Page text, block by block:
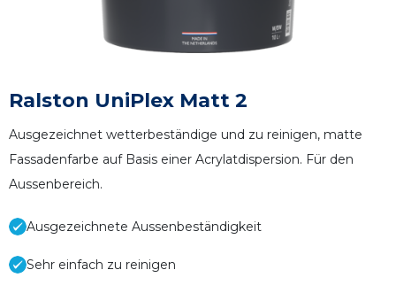
Ralston UniPlex Matt 2
Ausgezeichnet wetterbeständige und zu reinigen, matte
Fassadenfarbe auf Basis einer Acrylatdispersion. Für den
Aussenbereich.
Ausgezeichnete Aussenbeständigkeit
Sehr einfach zu reinigen